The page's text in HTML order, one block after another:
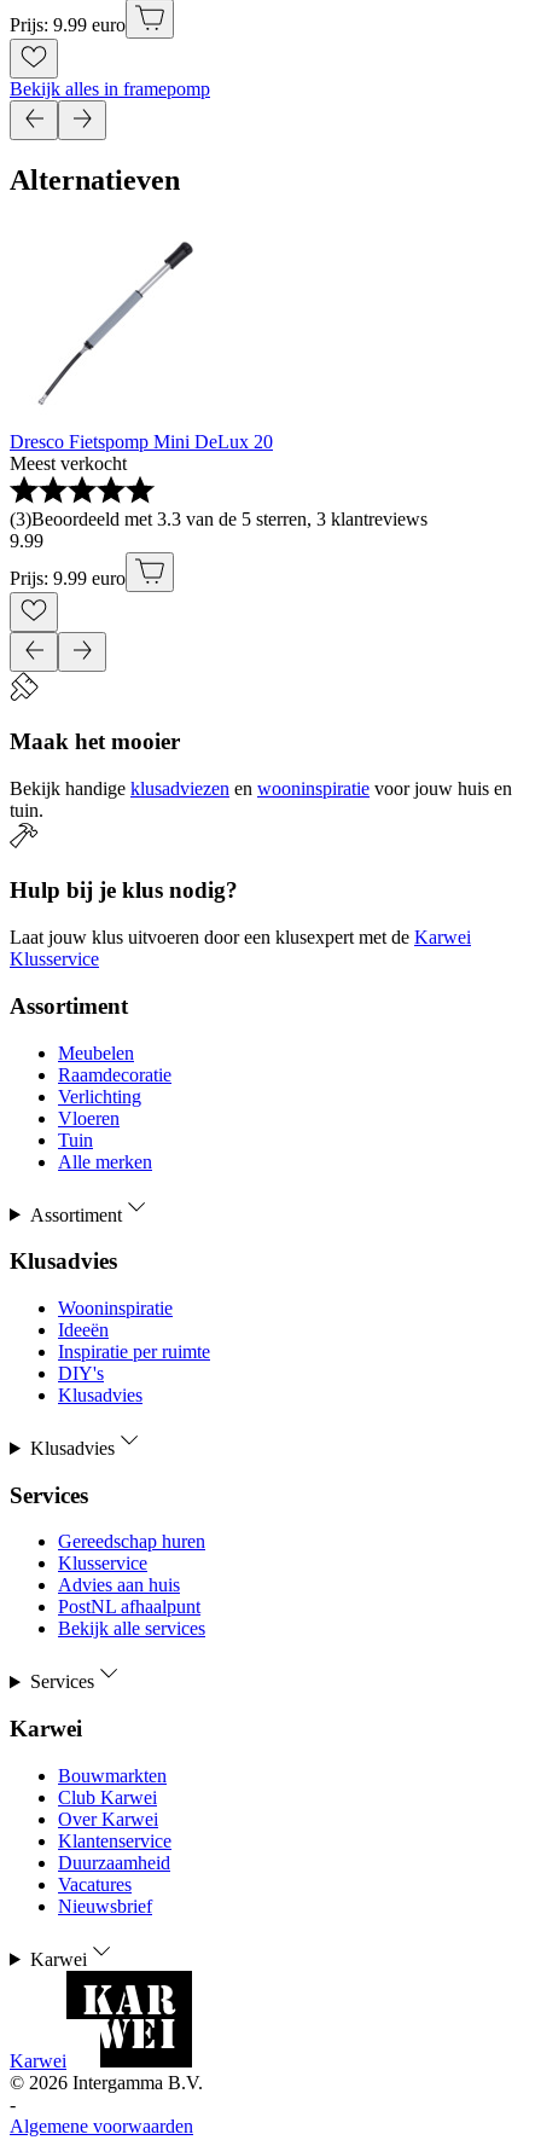
Prijs: 9.99 euro
Bekijk alles in framepomp
Alternatieven
Dresco Fietspomp Mini DeLux 20
Meest verkocht
(3)Beoordeeld met 3.3 van de 5 sterren, 3 klantreviews
9.99
Prijs: 9.99 euro
Maak het mooier
Bekijk handige klusadviezen en wooninspiratie voor jouw huis en
tuin.
Hulp bij je klus nodig?
Laat jouw klus uitvoeren door een klusexpert met de Karwei
Klusservice
Assortiment
Meubelen
Raamdecoratie
Verlichting
Vloeren
Tuin
Alle merken
Assortiment
Klusadvies
Wooninspiratie
Ideeën
Inspiratie per ruimte
DIY's
Klusadvies
Klusadvies
Services
Gereedschap huren
Klusservice
Advies aan huis
PostNL afhaalpunt
Bekijk alle services
Services
Karwei
Bouwmarkten
Club Karwei
Over Karwei
Klantenservice
Duurzaamheid
Vacatures
Nieuwsbrief
Karwei
Karwei
© 2026 Intergamma B.V.
-
Algemene voorwaarden